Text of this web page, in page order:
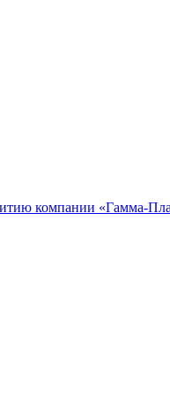
компании «Гамма-